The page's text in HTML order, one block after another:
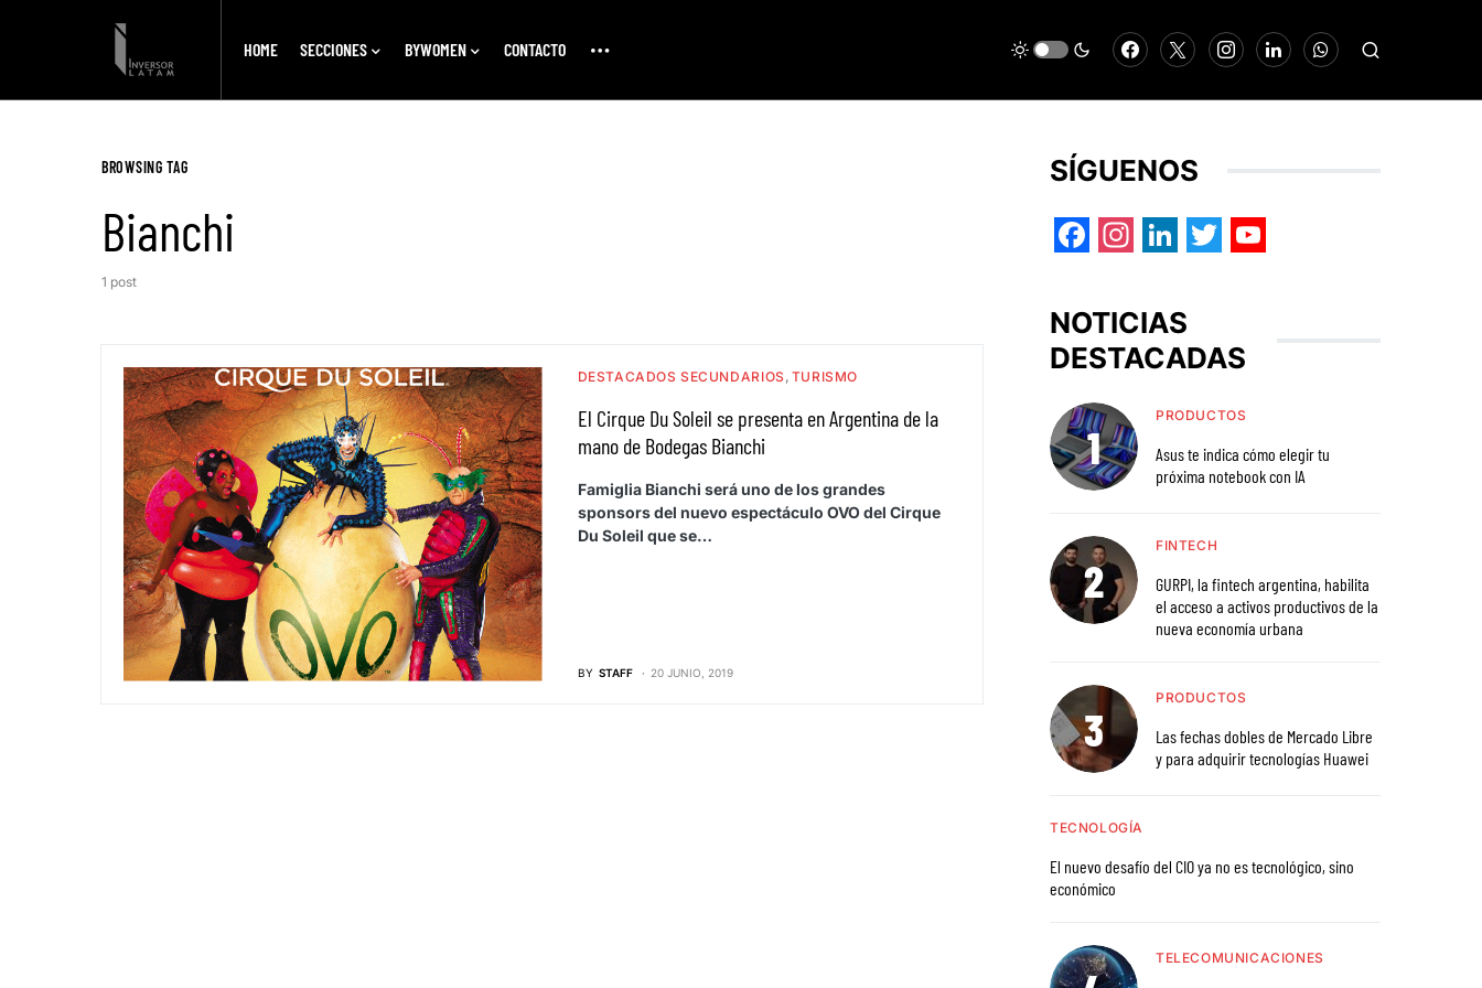
HOME SECCIONES BYWOMEN CONTACTO
BROWSING TAG
Bianchi
1 post
DESTACADOS SECUNDARIOS TURISMO
El Cirque Du Soleil se presenta en Argentina de la
mano de Bodegas Bianchi
Famiglia Bianchi será uno de los grandes
sponsors del nuevo espectáculo OVO del Cirque
Du Soleil que se…
BY STAFF 20 JUNIO, 2019
SÍGUENOS
NOTICIAS
DESTACADAS
PRODUCTOS
Asus te indica cómo elegir tu
próxima notebook con IA
FINTECH
GURPI, la fintech argentina, habilita
el acceso a activos productivos de la
nueva economía urbana
PRODUCTOS
Las fechas dobles de Mercado Libre
y para adquirir tecnologías Huawei
TECNOLOGÍA
El nuevo desafío del CIO ya no es tecnológico, sino
económico
TELECOMUNICACIONES